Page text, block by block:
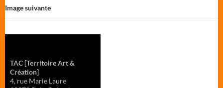
Image suivante
TAC[Territoire Art &
Création]
4, rue Marie Laure